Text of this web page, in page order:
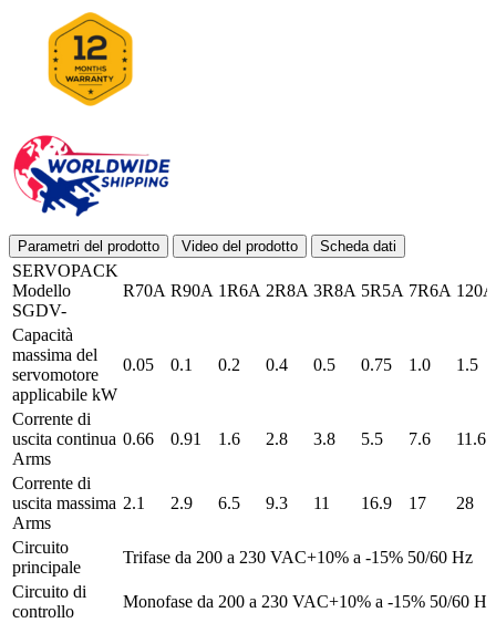
Parametri del prodotto Video del prodotto Scheda dati
SERVOPACK
Modello
SGDV-
R70A R90A 1R6A 2R8A 3R8A 5R5A 7R6A 120A
Capacità
massima del
servomotore
applicabile kW
0.05 0.1 0.2 0.4 0.5 0.75 1.0 1.5
Corrente di
uscita continua
Arms
0.66 0.91 1.6 2.8 3.8 5.5 7.6 11.6
Corrente di
uscita massima
Arms
2.1 2.9 6.5 9.3 11 16.9 17 28
Circuito
principale
Trifase da 200 a 230 VAC+10% a -15% 50/60 Hz
Circuito di
controllo
Monofase da 200 a 230 VAC+10% a -15% 50/60 Hz